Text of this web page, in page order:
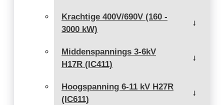
Krachtige 400V/690V (160 -
3000 kW)
→
Middenspannings 3-6kV
H17R (IC411)
→
Hoogspanning 6-11 kV H27R
(IC611)
→